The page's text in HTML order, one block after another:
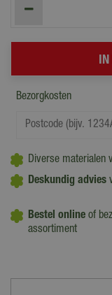
Bezorgkosten
Diverse materialen
Deskundig advies
Bestel online of
assortiment